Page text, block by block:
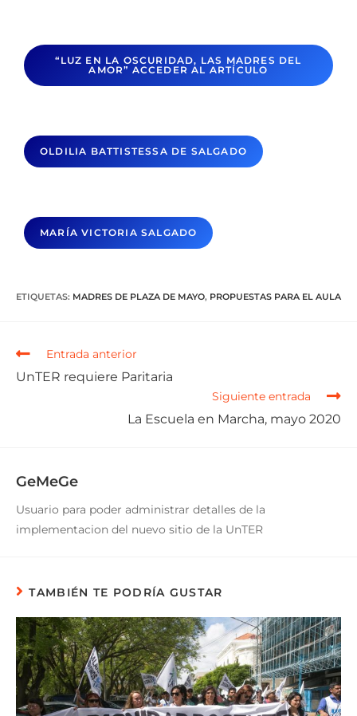
“LUZ EN LA OSCURIDAD, LAS MADRES DEL
AMOR” ACCEDER AL ARTÍCULO
OLDILIA BATTISTESSA DE SALGADO
MARÍA VICTORIA SALGADO
ETIQUETAS: MADRES DE PLAZA DE MAYO, PROPUESTAS PARA EL AULA
Entrada anterior
UnTER requiere Paritaria
Siguiente entrada
La Escuela en Marcha, mayo 2020
GeMeGe
Usuario para poder administrar detalles de la
implementacion del nuevo sitio de la UnTER
TAMBIÉN TE PODRÍA GUSTAR